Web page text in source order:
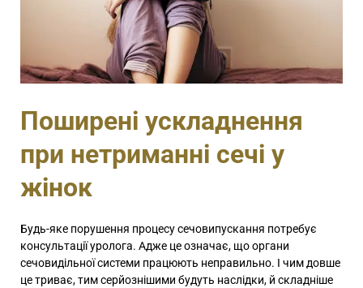
Поширені ускладнення
при нетриманні сечі у
жінок
Будь-яке порушення процесу сечовипускання потребує
консультації уролога. Адже це означає, що органи
сечовидільної системи працюють неправильно. І чим довше
це триває, тим серйознішими будуть наслідки, й складніше